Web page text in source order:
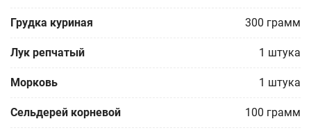
Грудка куриная 300 грамм
Лук репчатый 1 штука
Морковь 1 штука
Сельдерей корневой 100 грамм